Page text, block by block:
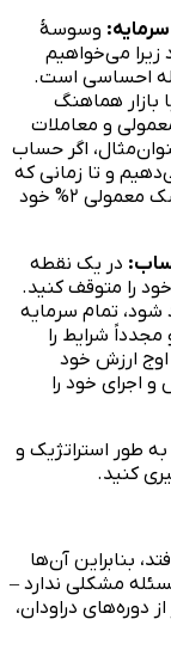
وسوسهٔ
می‌خواهیم
احساسی است.
بازار هماهنگ
و معاملات
اگر حساب
را به ۱% کاهش می‌دهیم و تا زمانی که
حساب به اوج ارزش قبلی خود بازنگردد، به ریسک معمولی ۲% خود
در یک نقطه
را متوقف کنید.
شود، تمام سرمایه
شرایط را
اگر حساب ۳۰% از اوج ارزش خود
اجرای خود را
طور استراتژیک و
کنید.
بنابراین آن‌ها
مشکلی ندارد –
دوره‌های دراودان،